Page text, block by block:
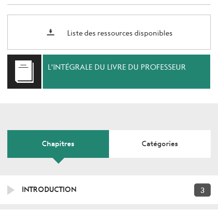
Liste des ressources disponibles
L'INTÉGRALE DU LIVRE DU PROFESSEUR
Chapitres Catégories
INTRODUCTION 3